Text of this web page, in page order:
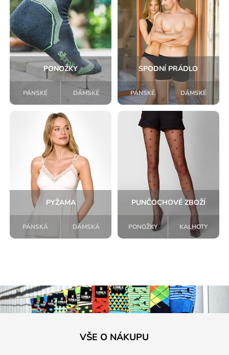
PONOŽKY
PÁNSKÉ DÁMSKÉ
SPODNÍ PRÁDLO
PÁNSKÉ DÁMSKÉ
PYŽAMA
PÁNSKÁ DÁMSKÁ
PUNČOCHOVÉ ZBOŽÍ
PONOŽKY KALHOTY
VŠE O NÁKUPU